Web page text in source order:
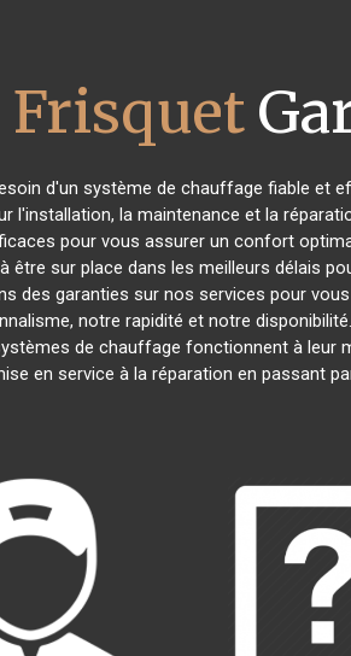
Frisquet
d'un système de chauffage fiable et
l'installation, la maintenance et la
pour vous assurer un confort
sur place dans les meilleurs délais
garanties sur nos services pour
notre rapidité et notre
de chauffage fonctionnent à leur
en service à la réparation en passant